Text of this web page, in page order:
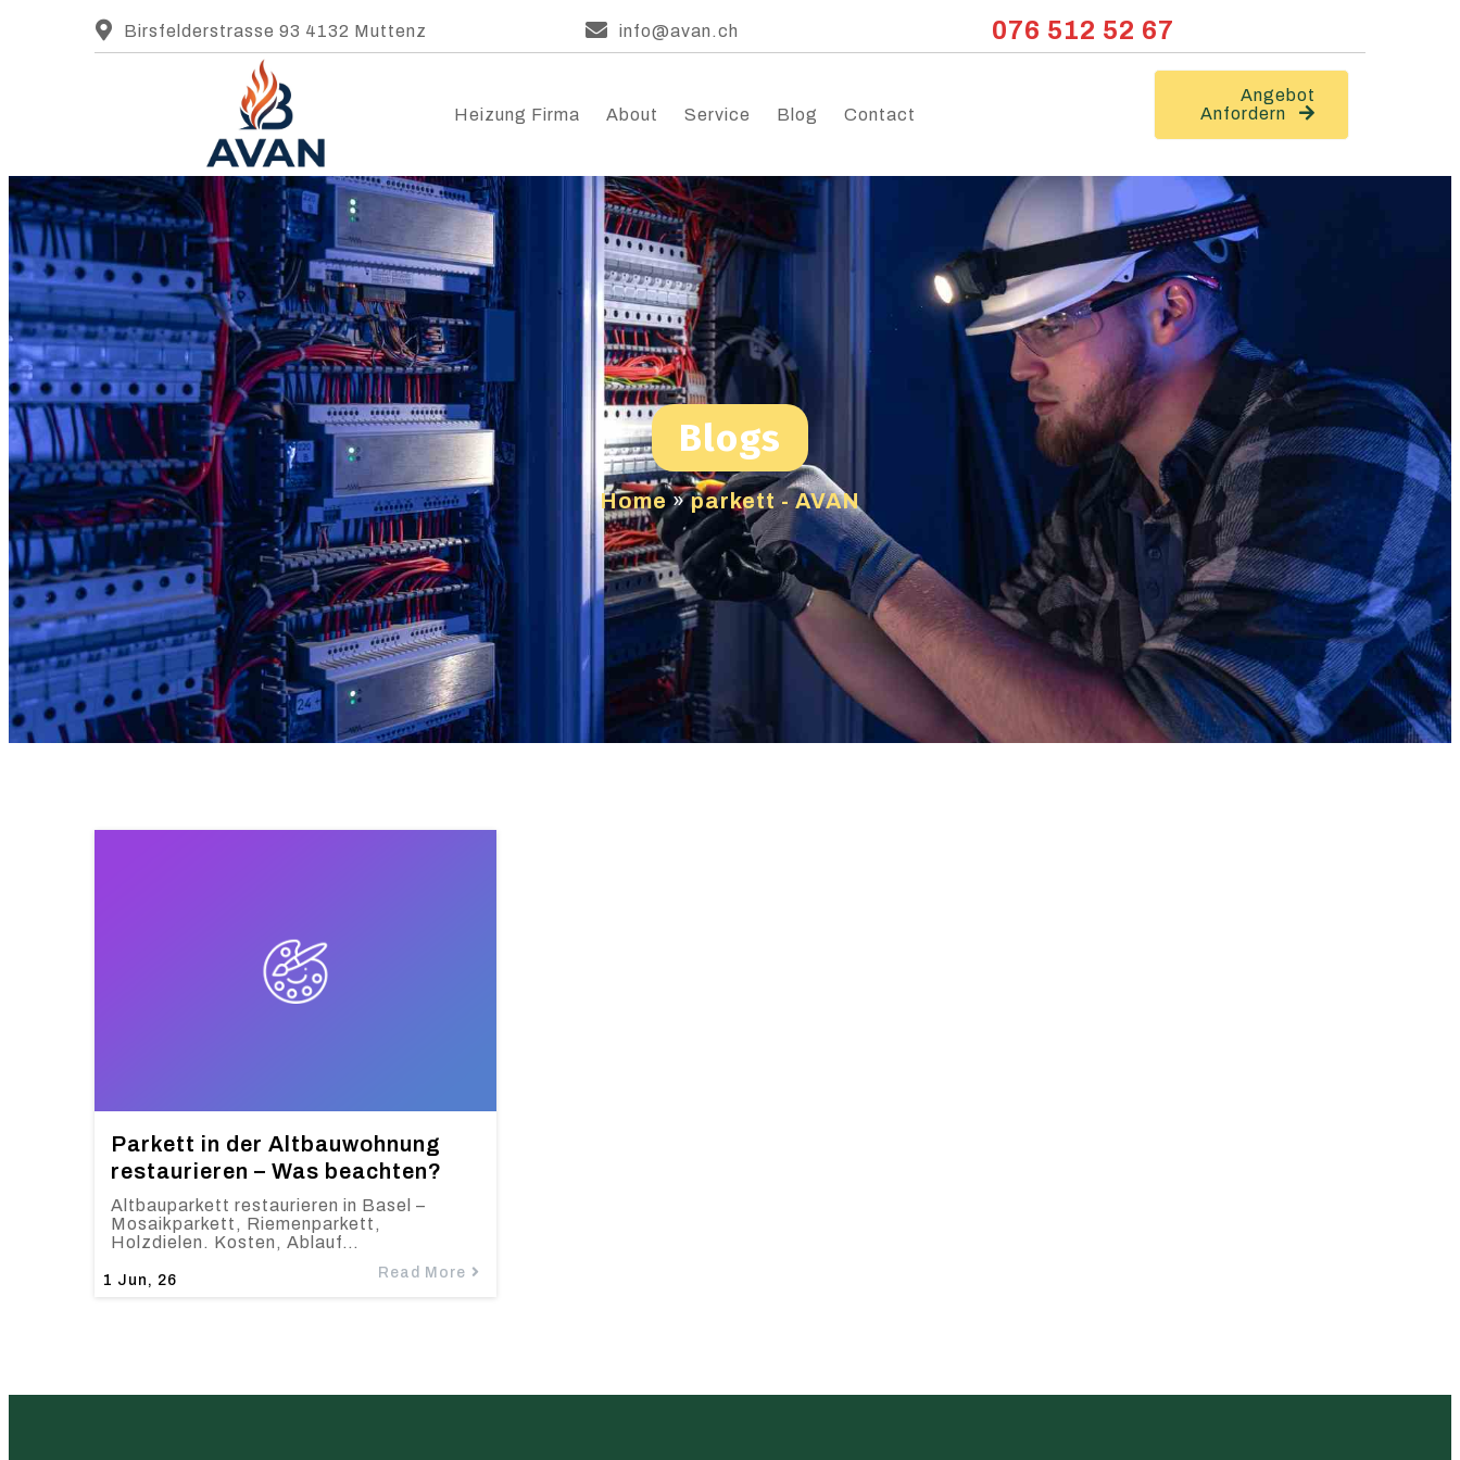
Birsfelderstrasse 93 4132 Muttenz info@avan.ch 076 512 52 67
Heizung Firma About Service Blog Contact
Angebot
Anfordern
Blogs
Home »parkett - AVAN
Parkett in der Altbauwohnung
restaurieren – Was beachten?
1 Jun, 26
Altbauparkett restaurieren in Basel –
Mosaikparkett, Riemenparkett,
Holzdielen. Kosten, Ablauf…
Read More